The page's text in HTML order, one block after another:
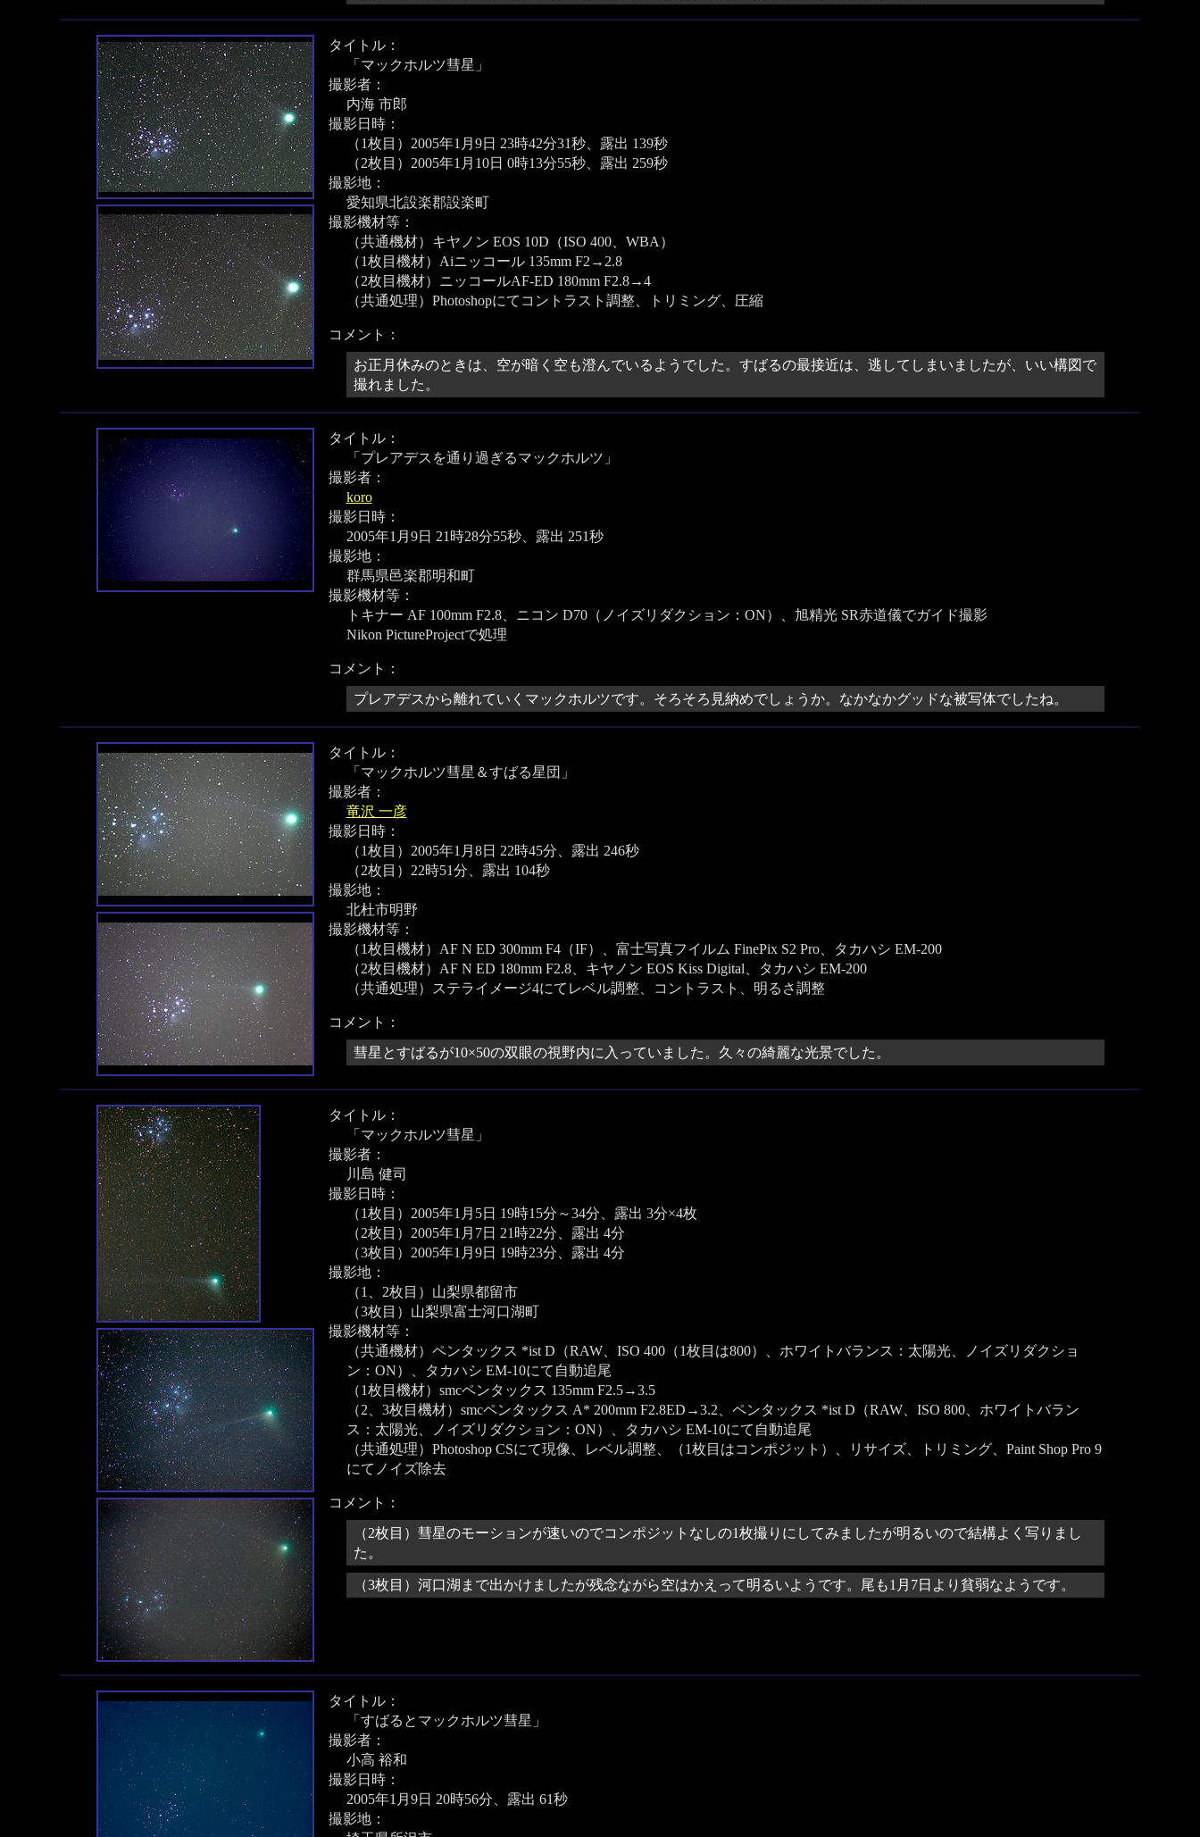
タイトル：
「マックホルツ彗星」
撮影者：
内海 市郎
撮影日時：
（1枚目）2005年1月9日 23時42分31秒、露出 139秒
（2枚目）2005年1月10日 0時13分55秒、露出 259秒
撮影地：
愛知県北設楽郡設楽町
撮影機材等：
（共通機材）キヤノン EOS 10D（ISO 400、WBA）
（1枚目機材）Aiニッコール 135mm F2→2.8
（2枚目機材）ニッコールAF-ED 180mm F2.8→4
（共通処理）Photoshopにてコントラスト調整、トリミング、圧縮
コメント：
お正月休みのときは、空が暗く空も澄んでいるようでした。すばるの最接近は、逃してしまいましたが、いい構図で
撮れました。
タイトル：
「プレアデスを通り過ぎるマックホルツ」
撮影者：
koro
撮影日時：
2005年1月9日 21時28分55秒、露出 251秒
撮影地：
群馬県邑楽郡明和町
撮影機材等：
トキナー AF 100mm F2.8、ニコン D70（ノイズリダクション：ON）、旭精光 SR赤道儀でガイド撮影
Nikon PictureProjectで処理
コメント：
プレアデスから離れていくマックホルツです。そろそろ見納めでしょうか。なかなかグッドな被写体でしたね。
タイトル：
「マックホルツ彗星＆すばる星団」
撮影者：
竜沢 一彦
撮影日時：
（1枚目）2005年1月8日 22時45分、露出 246秒
（2枚目）22時51分、露出 104秒
撮影地：
北杜市明野
撮影機材等：
（1枚目機材）AF N ED 300mm F4（IF）、富士写真フイルム FinePix S2 Pro、タカハシ EM-200
（2枚目機材）AF N ED 180mm F2.8、キヤノン EOS Kiss Digital、タカハシ EM-200
（共通処理）ステライメージ4にてレベル調整、コントラスト、明るさ調整
コメント：
彗星とすばるが10×50の双眼の視野内に入っていました。久々の綺麗な光景でした。
タイトル：
「マックホルツ彗星」
撮影者：
川島 健司
撮影日時：
（1枚目）2005年1月5日 19時15分～34分、露出 3分×4枚
（2枚目）2005年1月7日 21時22分、露出 4分
（3枚目）2005年1月9日 19時23分、露出 4分
撮影地：
（1、2枚目）山梨県都留市
（3枚目）山梨県富士河口湖町
撮影機材等：
（共通機材）ペンタックス *ist D（RAW、ISO 400（1枚目は800）、ホワイトバランス：太陽光、ノイズリダクショ
ン：ON）、タカハシ EM-10にて自動追尾
（1枚目機材）smcペンタックス 135mm F2.5→3.5
（2、3枚目機材）smcペンタックス A* 200mm F2.8ED→3.2、ペンタックス *ist D（RAW、ISO 800、ホワイトバラン
ス：太陽光、ノイズリダクション：ON）、タカハシ EM-10にて自動追尾
（共通処理）Photoshop CSにて現像、レベル調整、（1枚目はコンポジット）、リサイズ、トリミング、Paint Shop Pro 9
にてノイズ除去
コメント：
（2枚目）彗星のモーションが速いのでコンポジットなしの1枚撮りにしてみましたが明るいので結構よく写りまし
た。
（3枚目）河口湖まで出かけましたが残念ながら空はかえって明るいようです。尾も1月7日より貧弱なようです。
タイトル：
「すばるとマックホルツ彗星」
撮影者：
小高 裕和
撮影日時：
2005年1月9日 20時56分、露出 61秒
撮影地：